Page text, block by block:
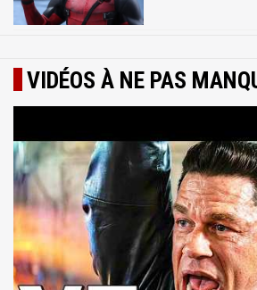
VIDÉOS À NE PAS